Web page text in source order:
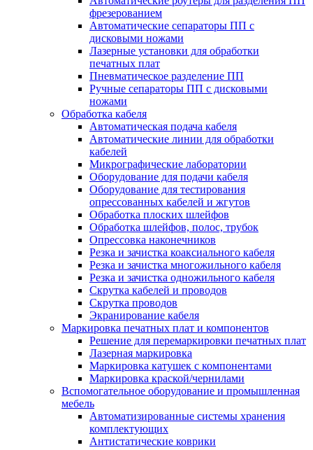
фрезерованием
Автоматические сепараторы ПП с
дисковыми ножами
Лазерные установки для обработки
печатных плат
Пневматическое разделение ПП
Ручные сепараторы ПП с дисковыми
ножами
Обработка кабеля
Автоматическая подача кабеля
Автоматические линии для обработки
кабелей
Микрографические лаборатории
Оборудование для подачи кабеля
Оборудование для тестирования
опрессованных кабелей и жгутов
Обработка плоских шлейфов
Обработка шлейфов, полос, трубок
Опрессовка наконечников
Резка и зачистка коаксиального кабеля
Резка и зачистка многожильного кабеля
Резка и зачистка одножильного кабеля
Скрутка кабелей и проводов
Скрутка проводов
Экранирование кабеля
Маркировка печатных плат и компонентов
Решение для перемаркировки печатных плат
Лазерная маркировка
Маркировка катушек с компонентами
Маркировка краской/чернилами
Вспомогательное оборудование и промышленная
мебель
Автоматизированные системы хранения
комплектующих
Антистатические коврики